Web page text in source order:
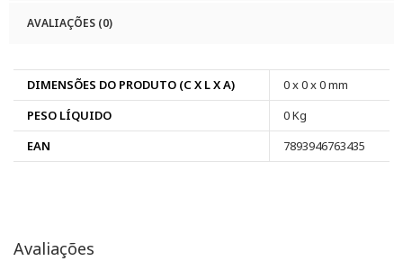
AVALIAÇÕES (0)
DIMENSÕES DO PRODUTO (C X L X A)
0 x 0 x 0 mm
PESO LÍQUIDO
0 Kg
EAN
7893946763435
Avaliações